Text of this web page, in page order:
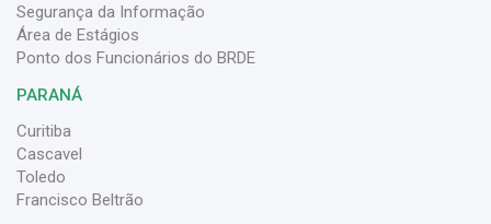
Segurança da Informação
Área de Estágios
Ponto dos Funcionários do BRDE
PARANÁ
Curitiba
Cascavel
Toledo
Francisco Beltrão